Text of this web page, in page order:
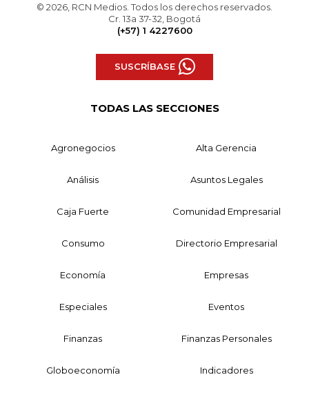
© 2026, RCN Medios. Todos los derechos reservados.
Cr. 13a 37-32, Bogotá
(+57) 1 4227600
SUSCRÍBASE
TODAS LAS SECCIONES
Agronegocios Alta Gerencia
Análisis Asuntos Legales
Caja Fuerte Comunidad Empresarial
Consumo Directorio Empresarial
Economía Empresas
Especiales Eventos
Finanzas Finanzas Personales
Globoeconomía Indicadores